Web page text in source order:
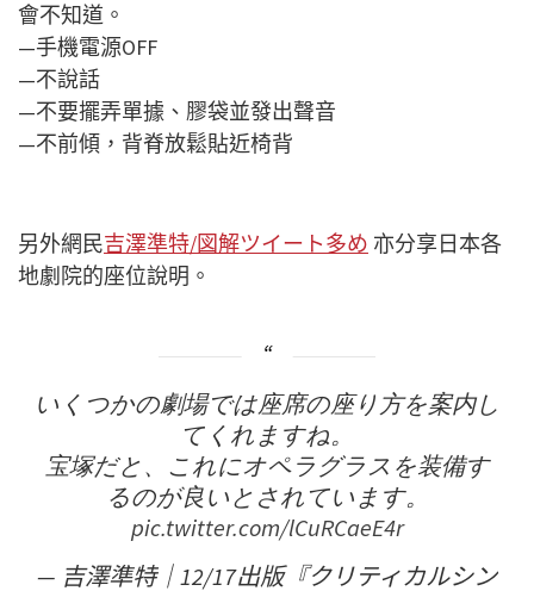
會不知道。
—手機電源OFF
—不說話
—不要擺弄單據、膠袋並發出聲音
—不前傾，背脊放鬆貼近椅背
另外網民吉澤準特/図解ツイート多め 亦分享日本各
地劇院的座位說明。
いくつかの劇場では座席の座り方を案内し
てくれますね。
宝塚だと、これにオペラグラスを装備す
るのが良いとされています。
pic.twitter.com/lCuRCaeE4r
— 吉澤準特｜12/17出版『クリティカルシン